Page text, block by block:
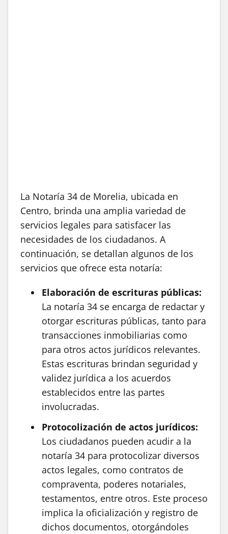
La Notaría 34 de Morelia, ubicada en
Centro, brinda una amplia variedad de
servicios legales para satisfacer las
necesidades de los ciudadanos. A
continuación, se detallan algunos de los
servicios que ofrece esta notaría:
Elaboración de escrituras públicas:
La notaría 34 se encarga de redactar y
otorgar escrituras públicas, tanto para
transacciones inmobiliarias como
para otros actos jurídicos relevantes.
Estas escrituras brindan seguridad y
validez jurídica a los acuerdos
establecidos entre las partes
involucradas.
Protocolización de actos jurídicos:
Los ciudadanos pueden acudir a la
notaría 34 para protocolizar diversos
actos legales, como contratos de
compraventa, poderes notariales,
testamentos, entre otros. Este proceso
implica la oficialización y registro de
dichos documentos, otorgándoles